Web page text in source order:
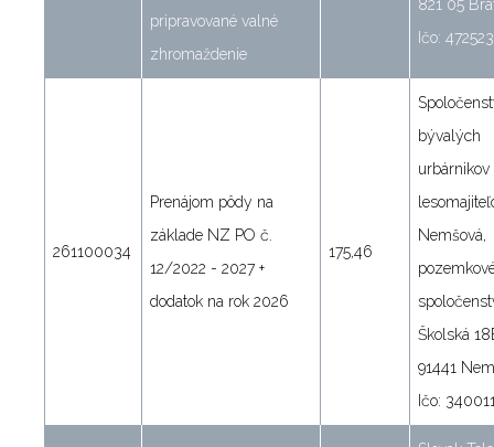
pripravované valné
zhromaždenie
821 05
Ičo:
261100034
Prenájom pôdy na
základe NZ PO č.
12/2022 - 2027 +
dodatok na rok 2026
175,46
bývalých
urbárnikov
Nemšová,
Školská
91441
Ičo: